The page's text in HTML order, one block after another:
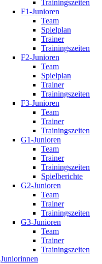
Trainingszeiten
F1-Junioren
Team
Spielplan
Trainer
Trainingszeiten
F2-Junioren
Team
Spielplan
Trainer
Trainingszeiten
F3-Junioren
Team
Trainer
Trainingszeiten
G1-Junioren
Team
Trainer
Trainingszeiten
Spielberichte
G2-Junioren
Team
Trainer
Trainingszeiten
G3-Junioren
Team
Trainer
Trainingszeiten
Juniorinnen